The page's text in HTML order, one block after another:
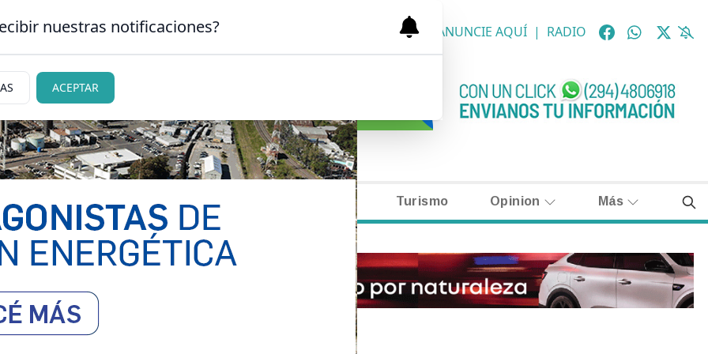
DE BARILOCHE CLASIFICADOS NECROLÓGICAS ANUNCIE AQUÍ | RADIO
Judiciales Turismo Opinion Más
nuestras notificaciones?
ACEPTAR